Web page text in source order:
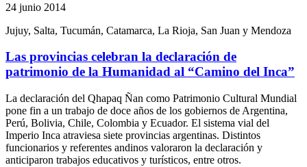
24 junio 2014
Jujuy, Salta, Tucumán, Catamarca, La Rioja, San Juan y Mendoza
Las provincias celebran la declaración de
patrimonio de la Humanidad al “Camino del Inca”
La declaración del Qhapaq Ñan como Patrimonio Cultural Mundial
pone fin a un trabajo de doce años de los gobiernos de Argentina,
Perú, Bolivia, Chile, Colombia y Ecuador. El sistema vial del
Imperio Inca atraviesa siete provincias argentinas. Distintos
funcionarios y referentes andinos valoraron la declaración y
anticiparon trabajos educativos y turísticos, entre otros.